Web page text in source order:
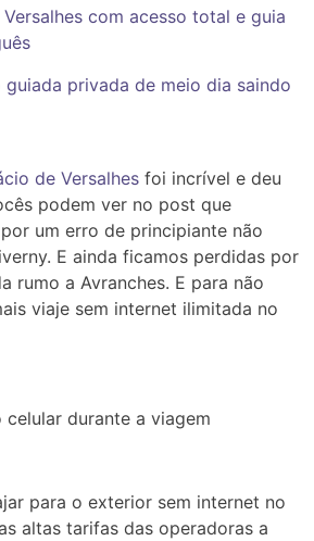
com acesso total e guia
guiada privada de meio dia saindo
de Versalhes foi incrível e deu
podem ver no post que
um erro de principiante não
E ainda ficamos perdidas por
rumo a Avranches. E para não
viaje sem internet ilimitada no
durante a viagem
para o exterior sem internet no
altas tarifas das operadoras a